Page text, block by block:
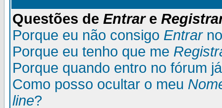
Questões de Entrare
Porque eu não consigo Entrar
Porque eu tenho que me
Porque quando entro no fórum
Como posso ocultar o meu
line?